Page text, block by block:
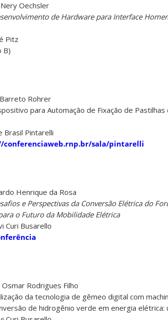
Oechsler
de Hardware para Interface
Pitz
B)
Rohrer
para Automação de Fixação de
Brasil Pintarelli
conferenciaweb.rnp.br/sala/pintarelli
Henrique da Rosa
e Perspectivas da Conversão Elétrica do
o Futuro da Mobilidade Elétrica
Curi Busarello
Rodrigues Filho
da tecnologia de gêmeo digital com
de hidrogênio verde em energia elétrica: